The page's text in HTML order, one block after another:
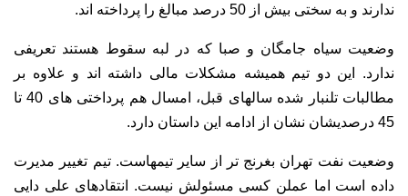
ندارند و به سختی بیش از 50 درصد مبالغ را پرداخته اند.
وضعیت سیاه جامگان و صبا که در لبه سقوط هستند تعریفی
ندارد. این دو تیم همیشه مشکلات مالی داشته اند و علاوه بر
مطالبات تلنبار شده سالهای قبل، امسال هم پرداختی های 40 تا
45 درصدیشان نشان از ادامه این داستان دارد.
وضعیت نفت تهران بغرنج تر از سایر تیمهاست. تیم تغییر مدیرت
داده است اما عملن کسی مسئولش نیست. انتقادهای علی دایی